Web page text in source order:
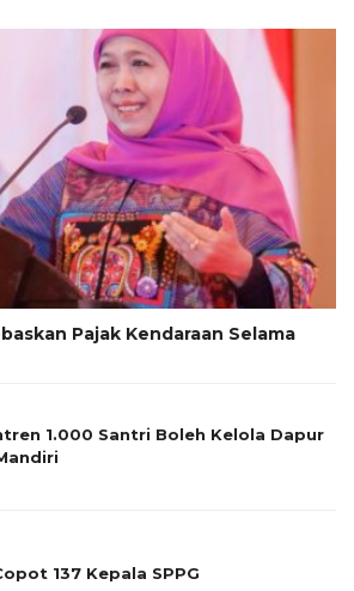
Pajak Kendaraan Selama
1.000 Santri Boleh Kelola Dapur
137 Kepala SPPG